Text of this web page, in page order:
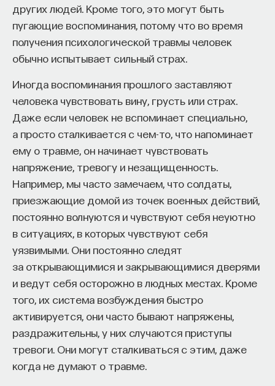
других людей. Кроме того, это могут быть
пугающие воспоминания, потому что во время
получения психологической травмы человек
обычно испытывает сильный страх.
Иногда воспоминания прошлого заставляют
человека чувствовать вину, грусть или страх.
Даже если человек не вспоминает специально,
а просто сталкивается с чем-то, что напоминает
ему о травме, он начинает чувствовать
напряжение, тревогу и незащищенность.
Например, мы часто замечаем, что солдаты,
приезжающие домой из точек военных действий,
постоянно волнуются и чувствуют себя неуютно
в ситуациях, в которых чувствуют себя
уязвимыми. Они постоянно следят
за открывающимися и закрывающимися дверями
и ведут себя осторожно в людных местах. Кроме
того, их система возбуждения быстро
активируется, они часто бывают напряжены,
раздражительны, у них случаются приступы
тревоги. Они могут сталкиваться с этим, даже
когда не думают о травме.